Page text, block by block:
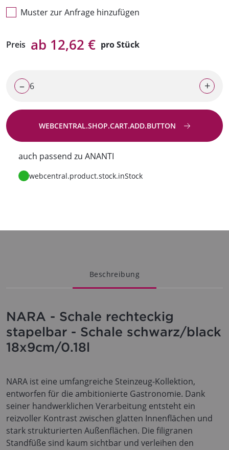
Muster zur Anfrage hinzufügen
Preis ab 12,62 € pro Stück
– +
WEBCENTRAL.SHOP.CART.ADD.BUTTON
auch passend zu ANANTI
webcentral.product.stock.inStock
Beschreibung
NARA - Schale rechteckig
stapelbar - Schale schwarz/black
18x9cm/0.18l
NARA ist eine umfangreiche Steinzeug-Kollektion,
entworfen für die ambitionierte Gastronomie. Dank
seiner handwerklichen Verarbeitung entsteht ein
reizvoller Kontrast zwischen glatten Innenflächen und
stark strukturierten Außenflächen. Die filigranen
Standfüße sind kaum sichtbar und verleihen den